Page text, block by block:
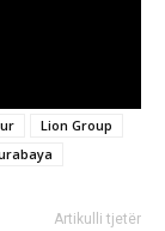
Lion Group
Artikulli tjetër